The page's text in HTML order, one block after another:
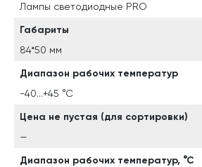
Лампы светодиодные PRO
Габариты
84*50 мм
Диапазон рабочих температур
-40...+45 °С
Цена не пустая (для сортировки)
—
Диапазон рабочих температур, °С